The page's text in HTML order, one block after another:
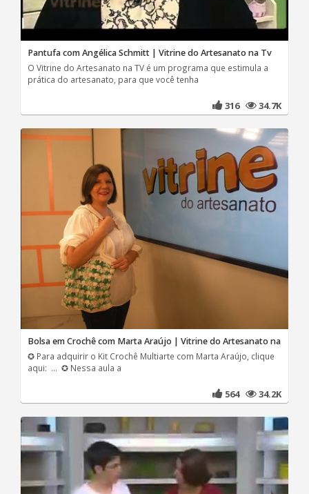
Pantufa com Angélica Schmitt | Vitrine do Artesanato na Tv
O Vitrine do Artesanato na TV é um programa que estimula a
prática do artesanato, para que você tenha
316 34.7K
Bolsa em Crochê com Marta Araújo | Vitrine do Artesanato na
✪ Para adquirir o Kit Crochê Multiarte com Marta Araújo, clique
aqui: ... ✪ Nessa aula a
564 34.2K